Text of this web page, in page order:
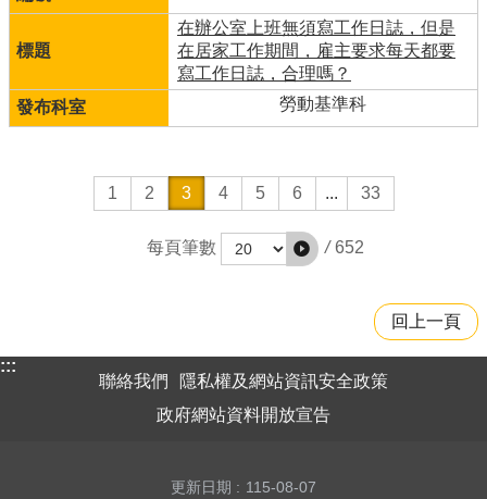
在辦公室上班無須寫工作日誌，但是
在居家工作期間，雇主要求每天都要
寫工作日誌，合理嗎？
勞動基準科
1 2 3 4 5 6 ... 33
每頁筆數 / 652
回上一頁
:::
聯絡我們
隱私權及網站資訊安全政策
政府網站資料開放宣告
更新日期
115-08-07